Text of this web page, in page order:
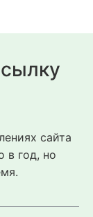
сайта
в год, но